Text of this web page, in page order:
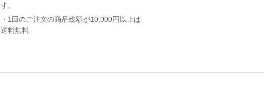
す。
・1回のご注文の商品総額が10,000円以上は
送料無料